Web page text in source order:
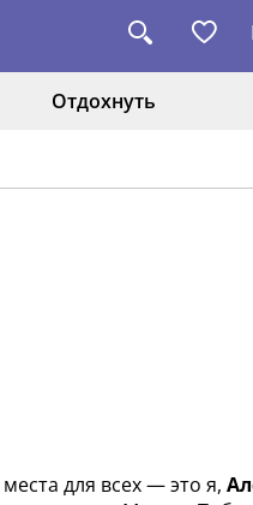
Отдохнуть
для всех — это я,